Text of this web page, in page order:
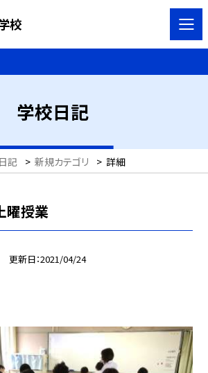
校
学校日記
記 > 新規カテゴリ > 詳細
曜授業
更新日 2021/04/24